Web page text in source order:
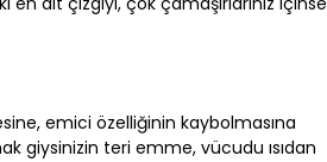
emici özelliğinin kaybolmasına
giysinizin teri emme, vücudu ısıdan